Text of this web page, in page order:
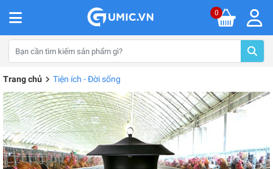
0
Trang chủ Tiện ích - Đời sống